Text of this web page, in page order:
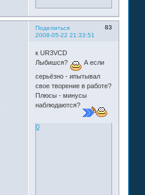
Поделиться
83
2008-05-22 21:33:51
к UR3VCD
Лыбишся?
А если
серьёзно - ипытывал
свое творение в работе?
Плюсы - минусы
наблюдаются?
0